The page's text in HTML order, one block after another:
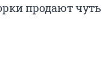
продают чуть